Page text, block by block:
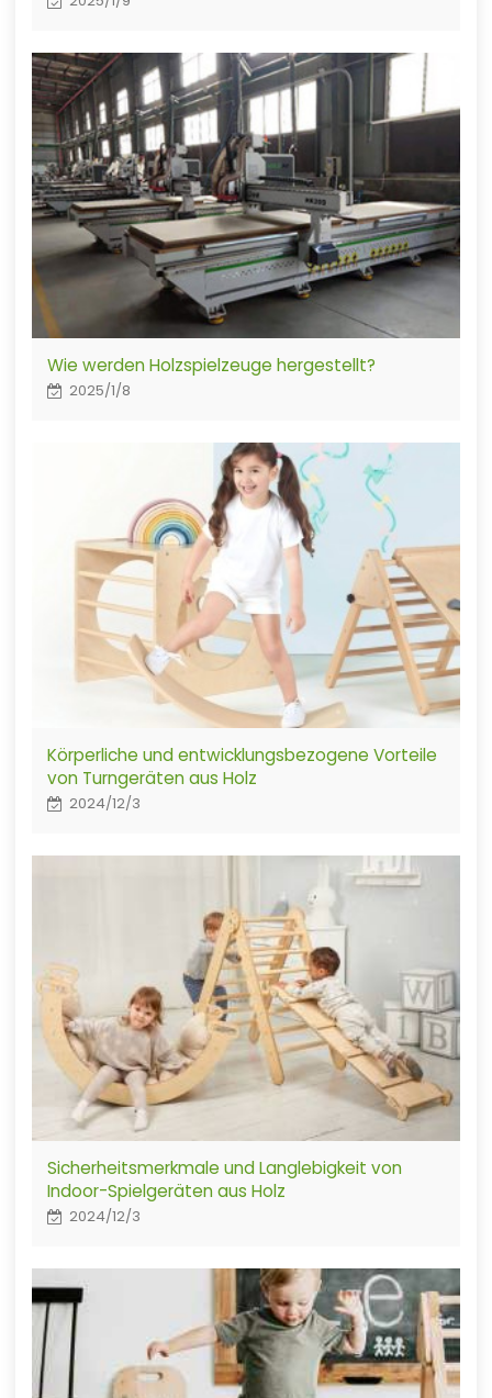
Wie werden Holzspielzeuge hergestellt?
2025/1/8
Körperliche und entwicklungsbezogene Vorteile
von Turngeräten aus Holz
2024/12/3
Sicherheitsmerkmale und Langlebigkeit von
Indoor-Spielgeräten aus Holz
2024/12/3